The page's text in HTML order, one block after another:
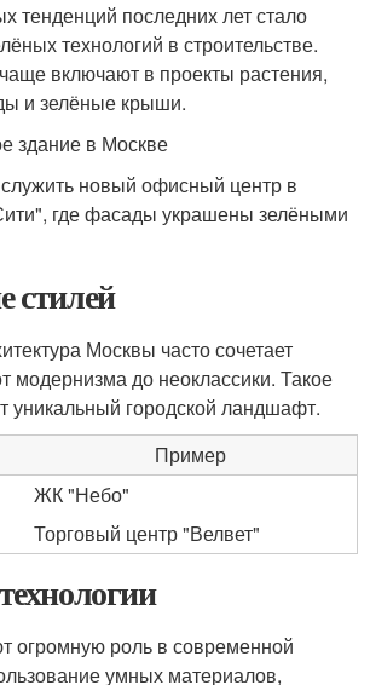
тенденций последних лет стало
технологий в строительстве.
включают в проекты растения,
и зелёные крыши.
новый офисный центр в
где фасады украшены зелёными
стилей
Москвы часто сочетает
модернизма до неоклассики. Такое
уникальный городской ландшафт.
Пример
ЖК "Небо"
Торговый центр "Велвет"
огромную роль в современной
умных материалов,